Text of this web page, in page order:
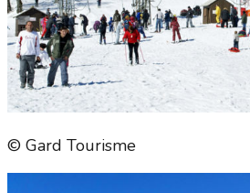
© Gard Tourisme